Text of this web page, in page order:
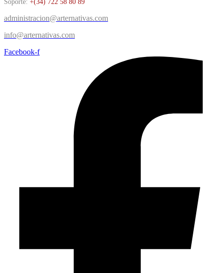
Soporte: +(34) 722 58 80 89
administracion@arternativas.com
info@arternativas.com
Facebook-f